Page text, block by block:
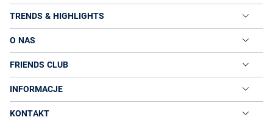
TRENDS & HIGHLIGHTS
O NAS
FRIENDS CLUB
INFORMACJE
KONTAKT